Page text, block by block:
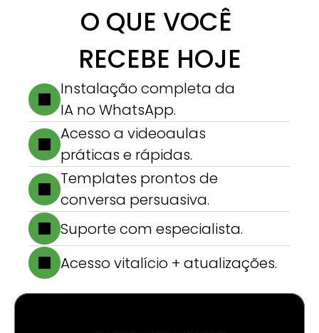
O QUE VOCÊ
RECEBE HOJE
Instalação completa da
IA no WhatsApp.
Acesso a videoaulas
práticas e rápidas.
Templates prontos de
conversa persuasiva.
Suporte com especialista.
Acesso vitalício + atualizações.